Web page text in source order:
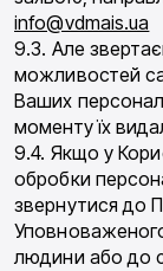
info@vdmais.ua
9.3. Але
можливостей
Ваших
моменту їх
9.4. Якщо у
обробки
звернутися до
людини або до